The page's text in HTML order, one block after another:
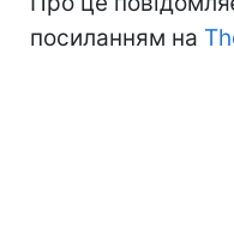
посиланням на